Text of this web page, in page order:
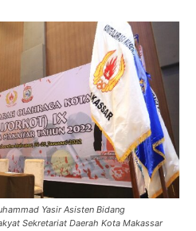
Yasir Asisten Bidang
Sekretariat Daerah Kota Makassar